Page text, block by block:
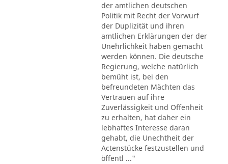
der amtlichen deutschen
Politik mit Recht der Vorwurf
der Duplizität und ihren
amtlichen Erklärungen der der
Unehrlichkeit haben gemacht
werden können. Die deutsche
Regierung, welche natürlich
bemüht ist, bei den
befreundeten Mächten das
Vertrauen auf ihre
Zuverlässigkeit und Offenheit
zu erhalten, hat daher ein
lebhaftes Interesse daran
gehabt, die Unechtheit der
Actenstücke festzustellen und
öffentl ..."